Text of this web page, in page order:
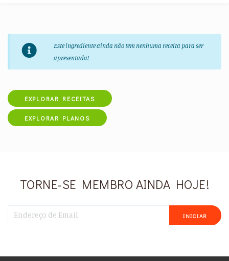
Este ingrediente ainda não tem nenhuma receita para ser
apresentada!
EXPLORAR RECEITAS
EXPLORAR PLANOS
TORNE-SE MEMBRO AINDA HOJE!
INICIAR